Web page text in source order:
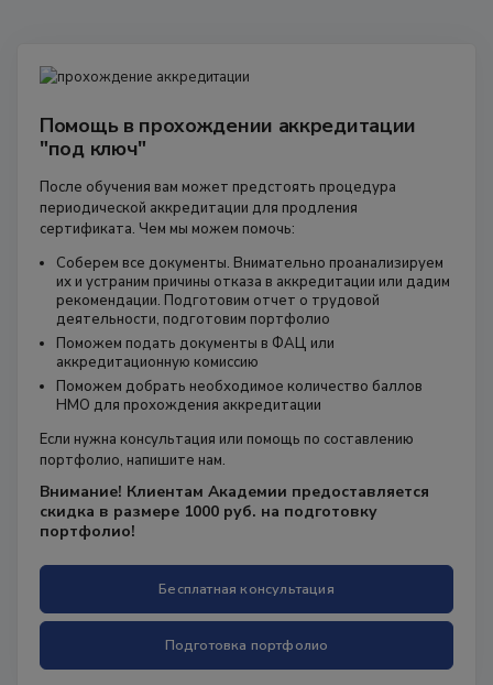
Помощь в прохождении аккредитации
"под ключ"
После обучения вам может предстоять процедура
периодической аккредитации для продления
сертификата. Чем мы можем помочь:
Соберем все документы. Внимательно проанализируем
их и устраним причины отказа в аккредитации или дадим
рекомендации. Подготовим отчет о трудовой
деятельности, подготовим портфолио
Поможем подать документы в ФАЦ или
аккредитационную комиссию
Поможем добрать необходимое количество баллов
НМО для прохождения аккредитации
Если нужна консультация или помощь по составлению
портфолио, напишите нам.
Внимание! Клиентам Академии предоставляется
скидка в размере 1000 руб. на подготовку
портфолио!
Бесплатная консультация
Подготовка портфолио